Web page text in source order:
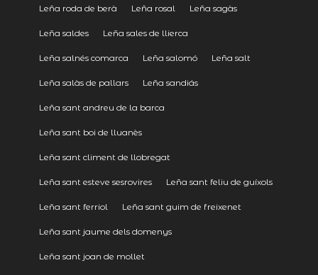
Leña roda de berà Leña rosal Leña sagàs
Leña saldes Leña sales de llierca
Leña salnés comarca Leña salomó Leña salt
Leña salàs de pallars Leña sandiás
Leña sant andreu de la barca
Leña sant boi de lluanès
Leña sant climent de llobregat
Leña sant esteve sesrovires Leña sant feliu de guíxols
Leña sant ferriol Leña sant guim de freixenet
Leña sant jaume dels domenys
Leña sant joan de mollet